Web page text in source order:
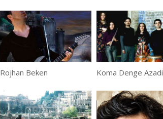
Rojhan Beken Koma Denge Azadi